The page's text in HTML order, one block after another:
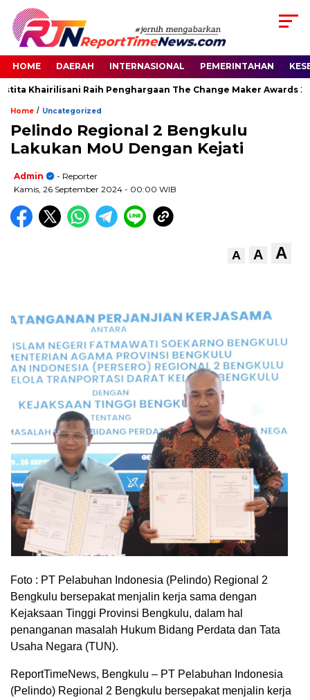
HOME DAERAH INTERNASIONAL PEMERINTAHAN
Khairilisani Raih Penghargaan The Change Maker Awards 2026
Home / Uncategorized
Pelindo Regional 2 Bengkulu
Lakukan MoU Dengan Kejati
Admin
- Reporter
Kamis, 26 September 2024 - 00:00 WIB
A A A
Foto : PT Pelabuhan Indonesia (Pelindo) Regional 2
Bengkulu bersepakat menjalin kerja sama dengan
Kejaksaan Tinggi Provinsi Bengkulu, dalam hal
penanganan masalah Hukum Bidang Perdata dan Tata
Usaha Negara (TUN).
ReportTimeNews, Bengkulu – PT Pelabuhan Indonesia
(Pelindo) Regional 2 Bengkulu bersepakat menjalin kerja